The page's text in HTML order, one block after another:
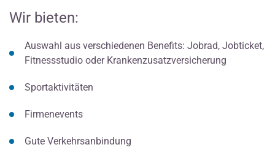
Wir bieten:
Auswahl aus verschiedenen Benefits: Jobrad, Jobticket,
Fitnessstudio oder Krankenzusatzversicherung
Sportaktivitäten
Firmenevents
Gute Verkehrsanbindung